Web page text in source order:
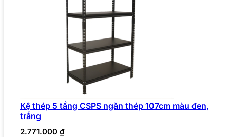
Kệ thép 5 tầng CSPS ngăn thép 107cm màu đen,
trắng
2.771.000 ₫